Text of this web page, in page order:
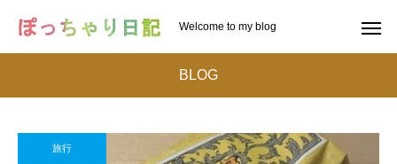
Welcome to my blog
BLOG
旅行